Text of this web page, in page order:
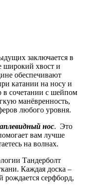
заключается в
широкий хвост и
обеспечивают
катании на носу и
в сочетании с шейпом
манёвренность,
любого уровня.
нос. Это
вам лучше
на волнах.
Тандерболт
Каждая доска –
рождается серфборд,